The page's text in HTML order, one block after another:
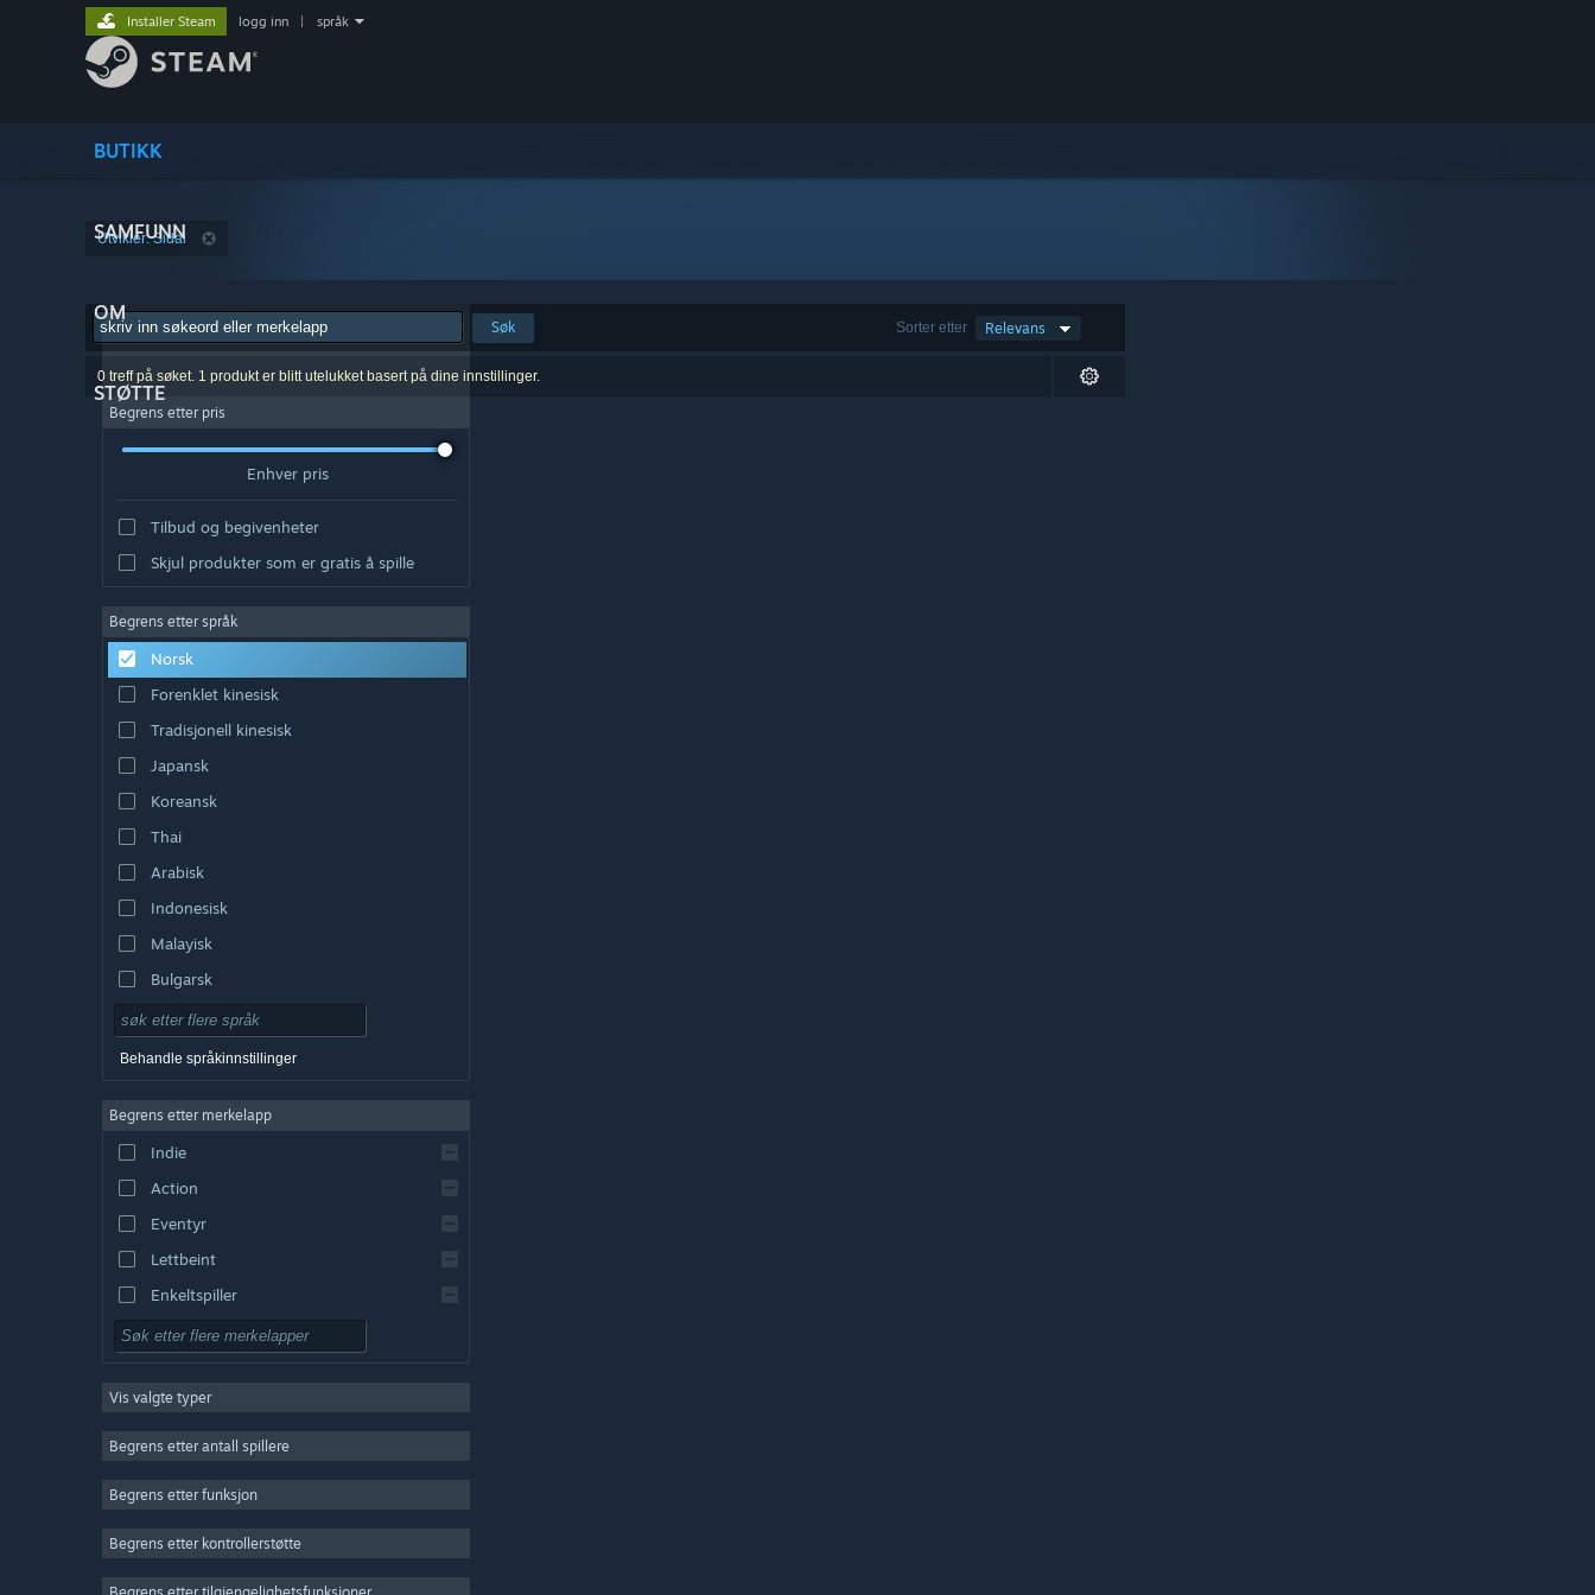
BUTIKK
SAMFUNN
OM
STØTTE
Installer Steam logg inn språk
Utvikler: Sidai
Sorter etter Relevans
Søk
0 treff på søket. 1 produkt er blitt utelukket basert på dine innstillinger.
Begrens etter pris
Enhver pris
Tilbud og begivenheter
Skjul produkter som er gratis å spille
Begrens etter språk
Norsk
Forenklet kinesisk
Tradisjonell kinesisk
Japansk
Koreansk
Thai
Arabisk
Indonesisk
Malayisk
Bulgarsk
Tsjekkisk
Dansk
Engelsk
Spansk – Spania
Spansk – Latin-Amerika
Behandle språkinnstillinger
Begrens etter merkelapp
Indie
Action
Eventyr
Lettbeint
Enkeltspiller
Simulering
Strategi
Gratis å spille
Vis valgte typer
Begrens etter antall spillere
Begrens etter funksjon
Begrens etter kontrollerstøtte